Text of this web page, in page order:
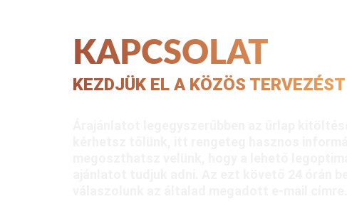
KAPCSOLAT
KEZDJÜK EL A KÖZÖS TERVEZÉST